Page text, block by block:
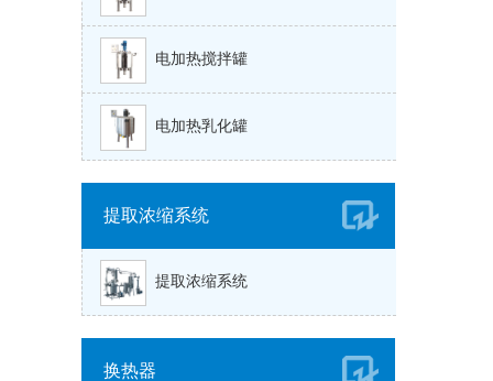
电加热搅拌罐
电加热乳化罐
提取浓缩系统
提取浓缩系统
换热器